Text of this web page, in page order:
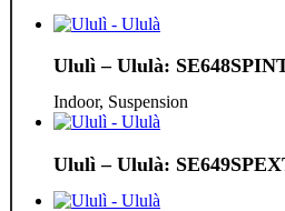
Ululì – Ululà:
Indoor, Suspension
Ululì – Ululà: